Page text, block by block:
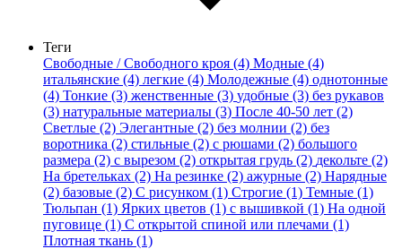
Теги
Свободные / Свободного кроя (4) Модные (4)
итальянские (4) легкие (4) Молодежные (4) однотонные
(4) Тонкие (3) женственные (3) удобные (3) без рукавов
(3) натуральные материалы (3) После 40-50 лет (2)
Светлые (2) Элегантные (2) без молнии (2) без
воротника (2) стильные (2) с рюшами (2) большого
размера (2) с вырезом (2) открытая грудь (2) декольте (2)
На бретельках (2) На резинке (2) ажурные (2) Нарядные
(2) базовые (2) С рисунком (1) Строгие (1) Темные (1)
Тюльпан (1) Ярких цветов (1) с вышивкой (1) На одной
пуговице (1) С открытой спиной или плечами (1)
Плотная ткань (1)